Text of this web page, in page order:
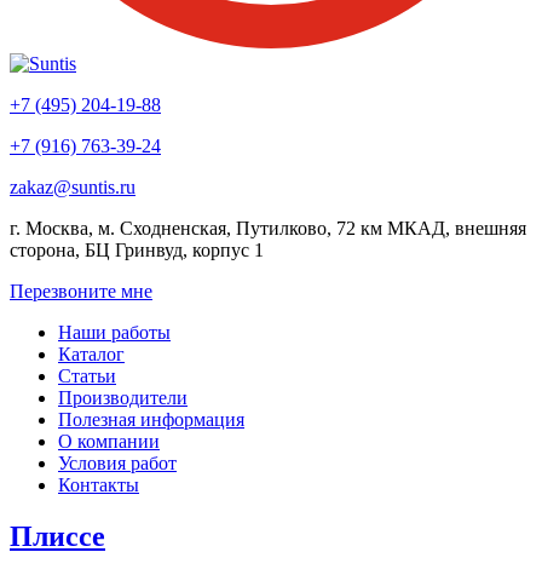
+7 (495) 204-19-88
+7 (916) 763-39-24
zakaz@suntis.ru
г. Москва, м. Сходненская, Путилково, 72 км МКАД, внешняя
сторона, БЦ Гринвуд, корпус 1
Перезвоните мне
Наши работы
Каталог
Статьи
Производители
Полезная информация
О компании
Условия работ
Контакты
Плиссе